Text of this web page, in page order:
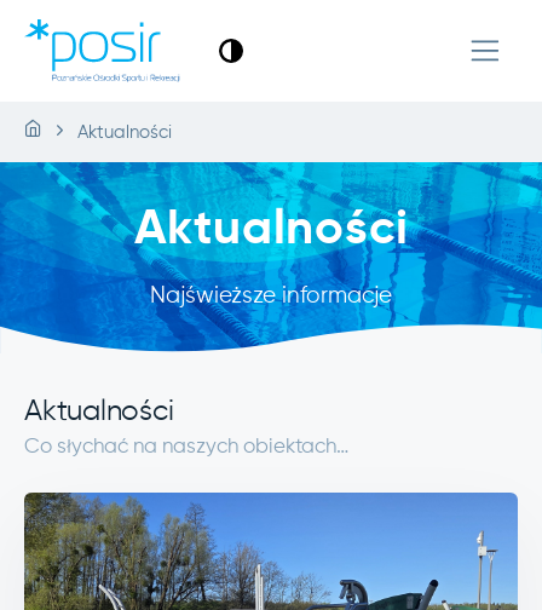
Aktualności
Aktualności
Najświeższe informacje
Aktualności
Co słychać na naszych obiektach…